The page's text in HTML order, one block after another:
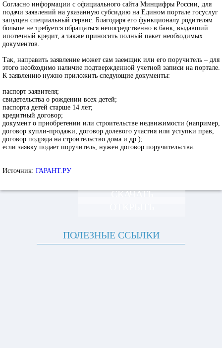
Согласно информации с официального сайта Минцифры России, для
подачи заявлений на указанную субсидию на Едином портале госуслуг
запущен специальный сервис. Благодаря его функционалу родителям
больше не требуется обращаться непосредственно в банк, выдавший
ипотечный кредит, а также приносить полный пакет необходимых
документов.
Так, направить заявление может сам заемщик или его поручитель – для
этого необходимо наличие подтвержденной учетной записи на портале.
К заявлению нужно приложить следующие документы:
паспорт заявителя;
свидетельства о рождении всех детей;
паспорта детей старше 14 лет;
кредитный договор;
документ о приобретении или строительстве недвижимости (например,
договор купли-продажи, договор долевого участия или уступки прав,
договор подряда на строительство дома и др.);
если заявку подает поручитель, нужен договор поручительства.
Источник: ГАРАНТ.РУ
СКАЧАТЬ
ПОЛЕЗНЫЕ ССЫЛКИ